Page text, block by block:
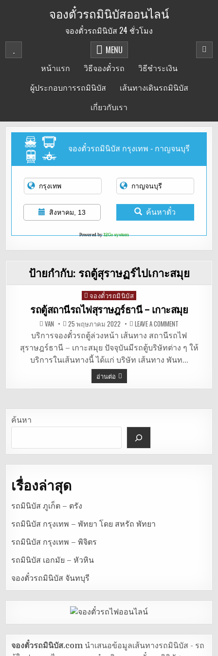
จองตั๋วรถมินิบัสออนไลน์
จองตั๋วรถมินิบัส 24 ชั่วโมง
MENU
หน้าแรก
วิธีจองตั๋วรถ
วิธีชำระเงิน
ผู้ประกอบการรถมินิบัส
เส้นทางเดินรถมินิบัส
เกี่ยวกับเรา
จองตั๋วรถมินิบัส กรุงเทพ - กาญจนบุรี
สิงหาคม, 13 ค้นหาตั๋ว
Powered by12Go system
ป้ายกำกับ: รถตู้สุราษฏร์ไปเกาะสมุย
Posted
in
จองตั๋วรถมินิบัส
รถตู้สถานีรถไฟสุราษฎร์ธานี – เกาะสมุย
VAN 25 พฤษภาคม 2022 LEAVE A COMMENT
รถ
ตู้
สถานี
รถไฟ
สุราษฎร์ธานี
–
บริการจองตั๋วรถตู้ล่วงหน้า เส้นทาง สถานีรถไฟ
สุราษฎร์ธานี – เกาะสมุย ปัจจุบันมีรถตู้บริษัทต่าง ๆ ให้
บริการในเส้นทางนี้ ได้แก่ บริษัท เส้นทาง พันท…
อ่านต่อ
ค้นหา
เรื่องล่าสุด
รถมินิบัส ภูเก็ต – ตรัง
รถมินิบัส กรุงเทพ – พัทยา โดย สหรัถ พัทยา
รถมินิบัส กรุงเทพ – พิจิตร
รถมินิบัส เอกมัย – หัวหิน
จองตั๋วรถมินิบัส จันทบุรี
จองตั๋วรถมินิบัส.com นำเสนอข้อมูลเส้นทางรถมินิบัส - รถ